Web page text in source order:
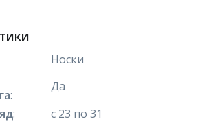
Носки
:
Да
:
с 23 по 31